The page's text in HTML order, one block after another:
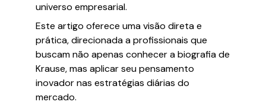
universo empresarial.
Este artigo oferece uma visão direta e
prática, direcionada a profissionais que
buscam não apenas conhecer a biografia de
Krause, mas aplicar seu pensamento
inovador nas estratégias diárias do
mercado.